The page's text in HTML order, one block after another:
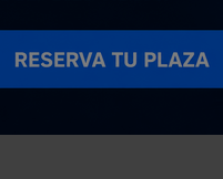
europeas contra el